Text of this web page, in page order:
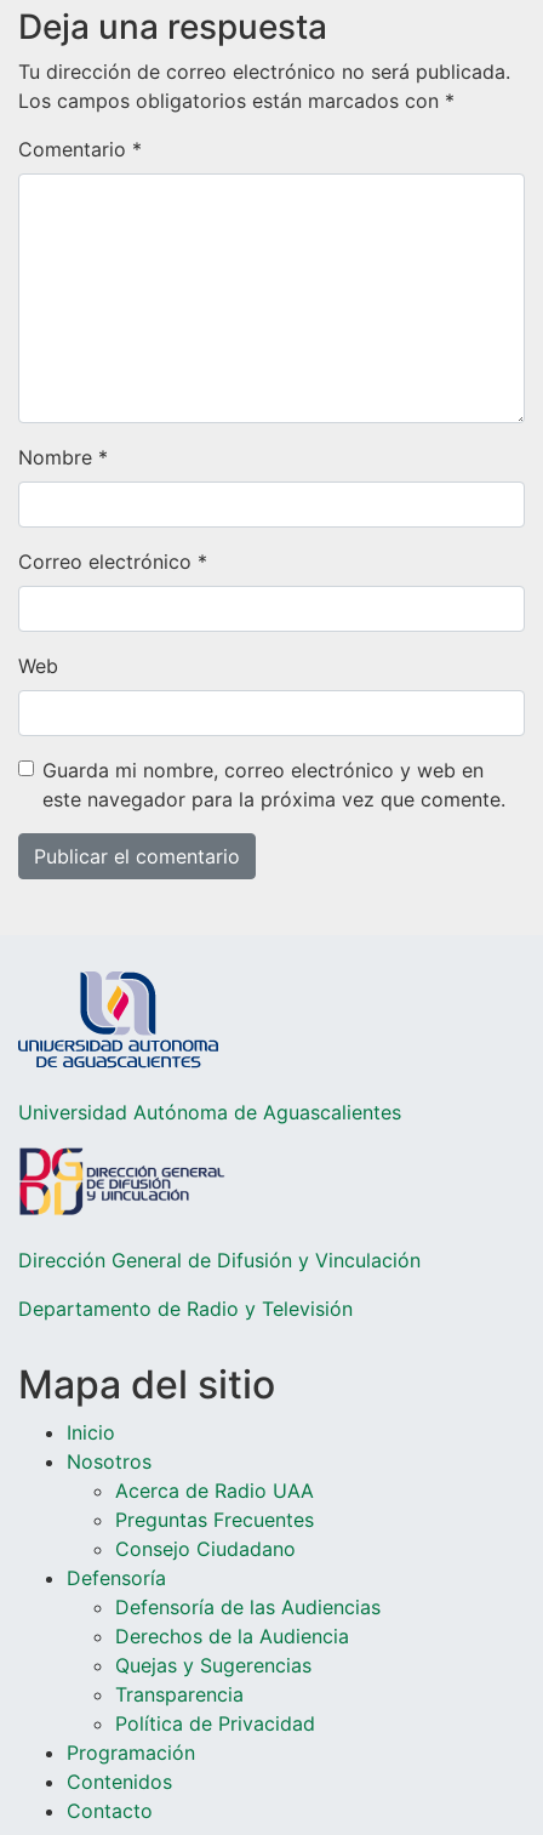
Deja una respuesta
Tu dirección de correo electrónico no será publicada.
Los campos obligatorios están marcados con *
Comentario *
Nombre *
Correo electrónico *
Web
Guarda mi nombre, correo electrónico y web en
este navegador para la próxima vez que comente.
Universidad Autónoma de Aguascalientes
Dirección General de Difusión y Vinculación
Departamento de Radio y Televisión
Mapa del sitio
Inicio
Nosotros
Acerca de Radio UAA
Preguntas Frecuentes
Consejo Ciudadano
Defensoría
Defensoría de las Audiencias
Derechos de la Audiencia
Quejas y Sugerencias
Transparencia
Política de Privacidad
Programación
Contenidos
Contacto